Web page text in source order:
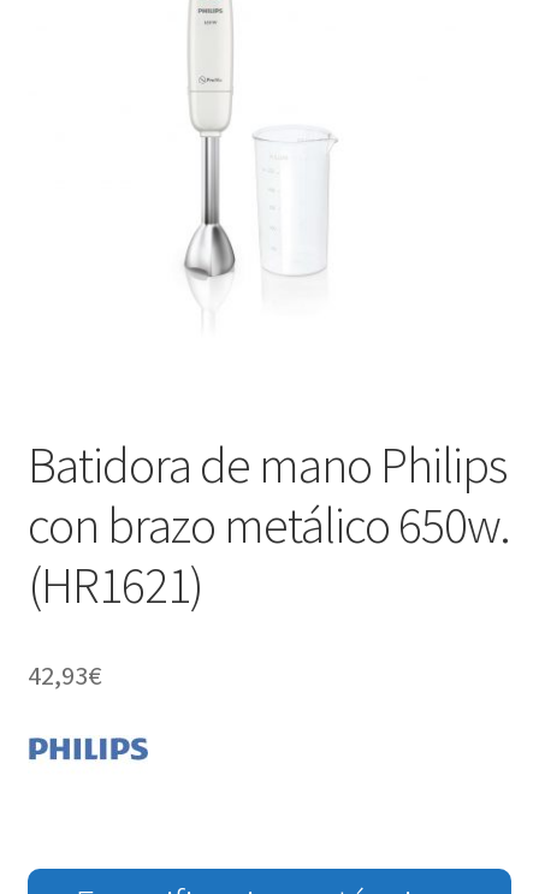
Contacta con nosotros
Batidora de mano Philips
con brazo metálico 650w.
(HR1621)
42,93€